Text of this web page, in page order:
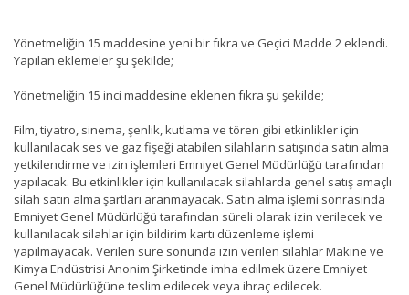
Yönetmeliğin 15 maddesine yeni bir fıkra ve Geçici Madde 2 eklendi.
Yapılan eklemeler şu şekilde;
Yönetmeliğin 15 inci maddesine eklenen fıkra şu şekilde;
Film, tiyatro, sinema, şenlik, kutlama ve tören gibi etkinlikler için
kullanılacak ses ve gaz fişeği atabilen silahların satışında satın alma
yetkilendirme ve izin işlemleri Emniyet Genel Müdürlüğü tarafından
yapılacak. Bu etkinlikler için kullanılacak silahlarda genel satış amaçlı
silah satın alma şartları aranmayacak. Satın alma işlemi sonrasında
Emniyet Genel Müdürlüğü tarafından süreli olarak izin verilecek ve
kullanılacak silahlar için bildirim kartı düzenleme işlemi
yapılmayacak. Verilen süre sonunda izin verilen silahlar Makine ve
Kimya Endüstrisi Anonim Şirketinde imha edilmek üzere Emniyet
Genel Müdürlüğüne teslim edilecek veya ihraç edilecek.